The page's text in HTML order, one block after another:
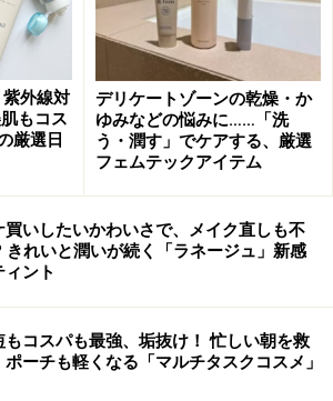
で満たされるので肌がツヤツヤにな
後、コレひとつでベースメイクが完
なりスマート。とにかくツヤ肌になり
ミネラル BB フレッシュクッション
用スポンジ付）1500円（税抜）ケー
紫外線対
もコス
厳選日
デリケートゾーンの乾燥・か
ゆみなどの悩みに……「洗
う・潤す」でケアする、厳選
フェムテックアイテム
買いしたいかわいさで、メイク直しも不
きれいと潤いが続く「ラネージュ」新感
ィント
もコスパも最強、垢抜け！ 忙しい朝を救
ポーチも軽くなる「マルチタスクコスメ」